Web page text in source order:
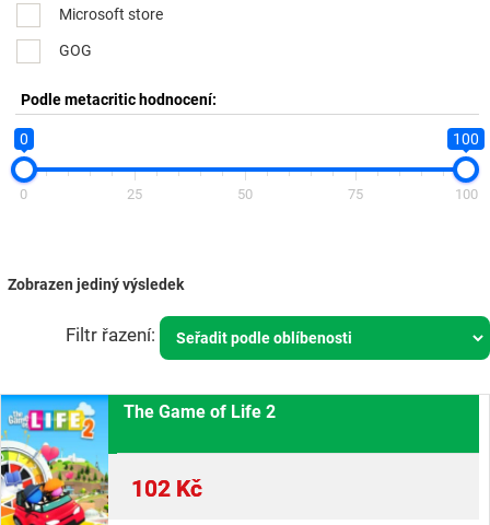
Microsoft store
GOG
Podle metacritic hodnocení:
0 100
0 25 50 75 100
Zobrazen jediný výsledek
The Game of Life 2
102 Kč